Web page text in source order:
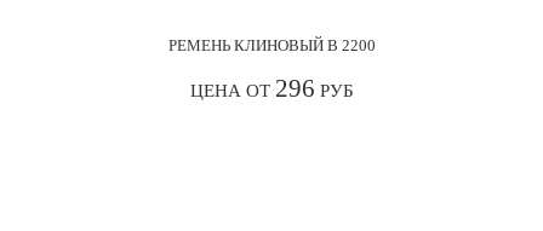
РЕМЕНЬ КЛИНОВЫЙ В 2200
ЦЕНА ОТ 296 РУБ